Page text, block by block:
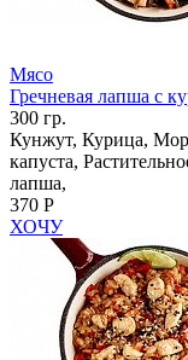
Мясо
Гречневая лапша с
300 гр.
Кунжут, Курица,
капуста,
лапша,
370 Р
ХОЧУ